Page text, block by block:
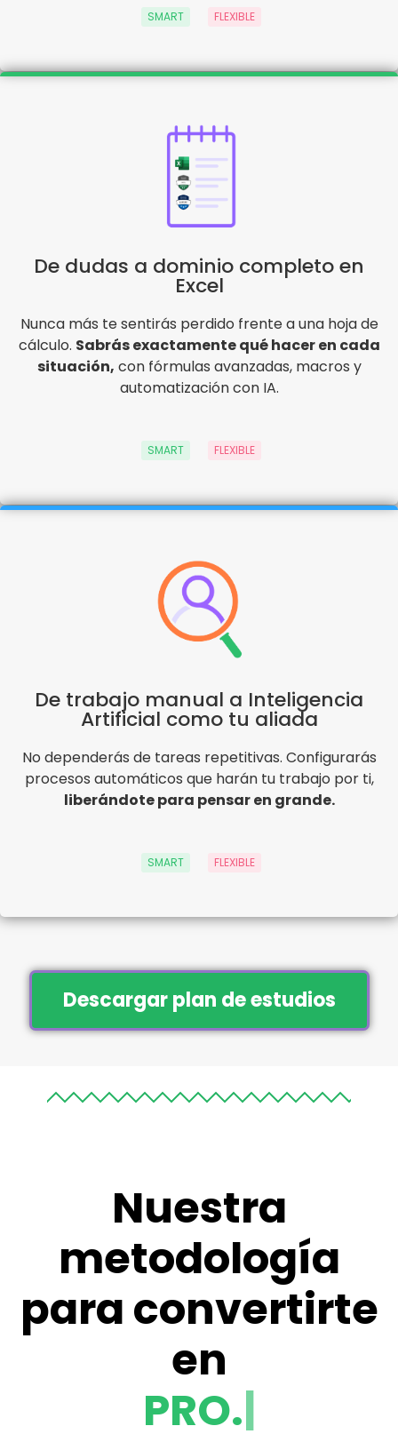
SMART FLEXIBLE
De dudas a dominio completo en
Excel
Nunca más te sentirás perdido frente a una hoja de
cálculo. Sabrás exactamente qué hacer en cada
situación, con fórmulas avanzadas, macros y
automatización con IA.
SMART FLEXIBLE
De trabajo manual a Inteligencia
Artificial como tu aliada
No dependerás de tareas repetitivas. Configurarás
procesos automáticos que harán tu trabajo por ti,
liberándote para pensar en grande.
SMART FLEXIBLE
Descargar plan de estudios
Nuestra
metodología
para convertirte
en
PRO.|